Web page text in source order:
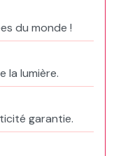
du monde !
la lumière.
garantie.